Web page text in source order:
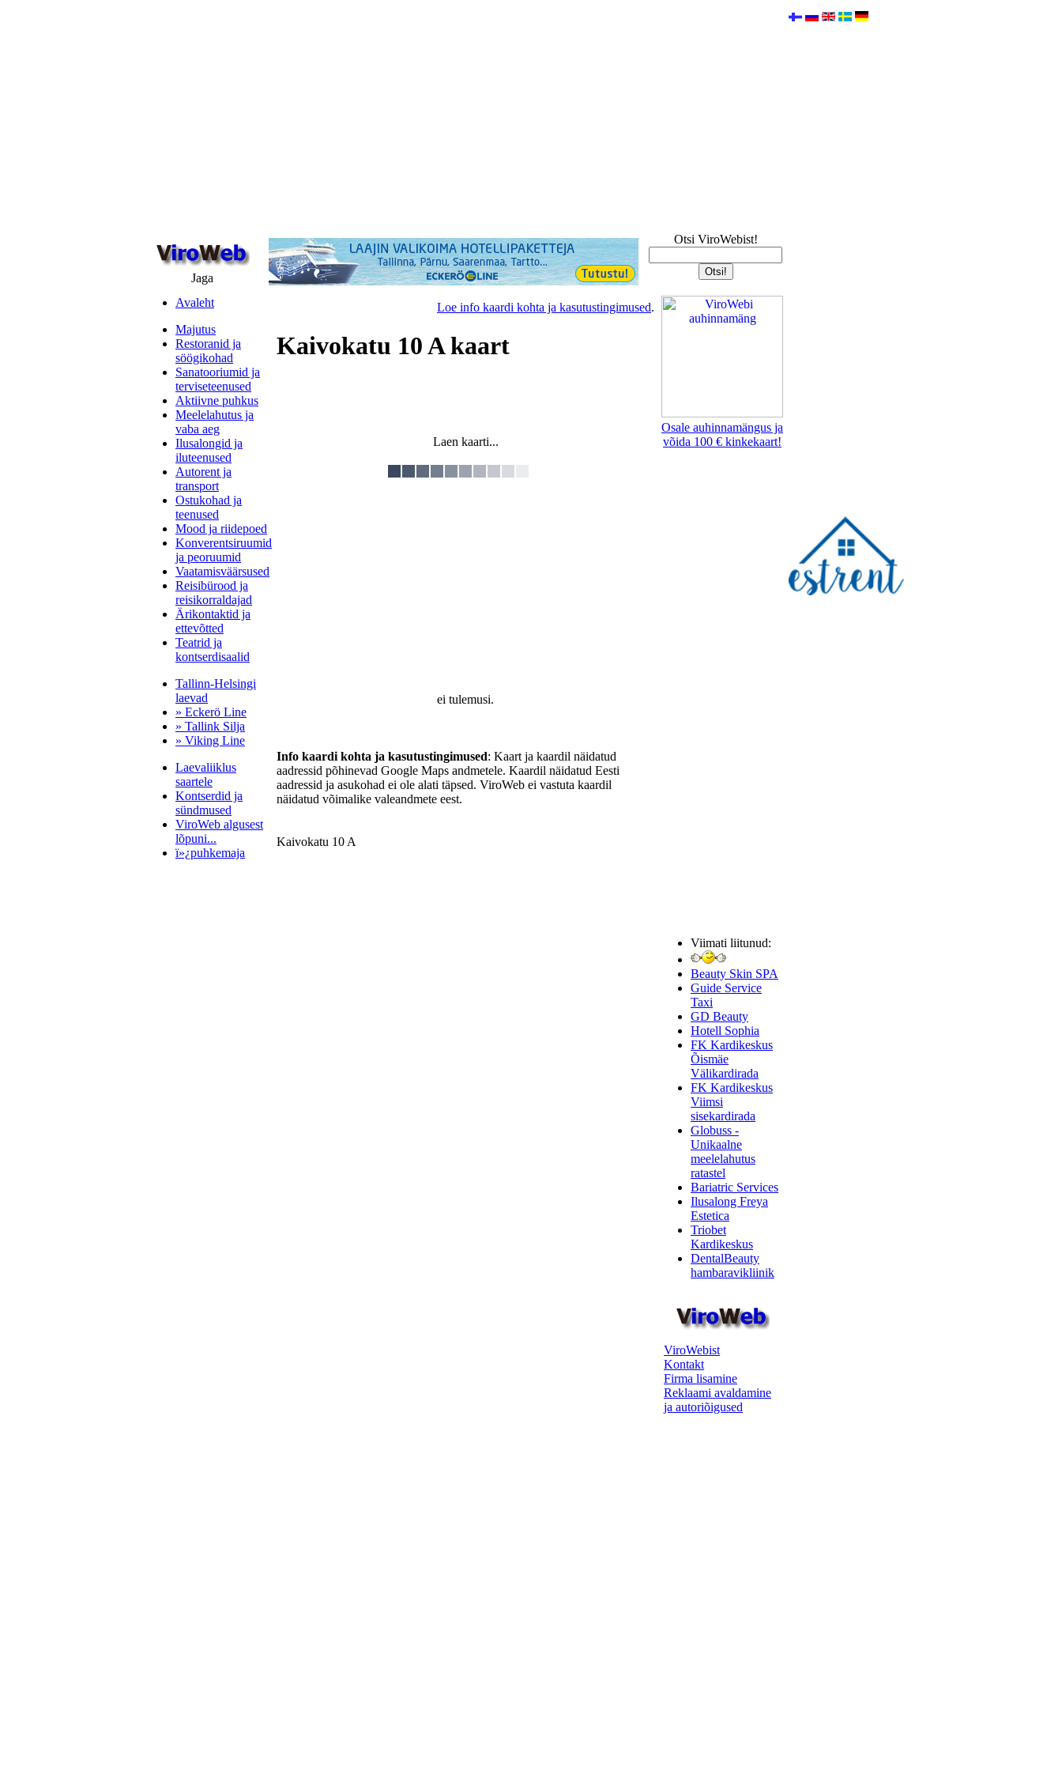
Jaga
Otsi ViroWebist!
Avaleht
Majutus
Restoranid ja
söögikohad
Sanatooriumid ja
terviseteenused
Aktiivne puhkus
Meelelahutus ja
vaba aeg
Ilusalongid ja
iluteenused
Autorent ja
transport
Ostukohad ja
teenused
Mood ja riidepoed
Konverentsiruumid
ja peoruumid
Vaatamisväärsused
Reisibürood ja
reisikorraldajad
Ärikontaktid ja
ettevõtted
Teatrid ja
kontserdisaalid
Tallinn-Helsingi
laevad
» Eckerö Line
» Tallink Silja
» Viking Line
Laevaliiklus
saartele
Kontserdid ja
sündmused
ViroWeb algusest
lõpuni...
ï»¿puhkemaja
Loe info kaardi kohta ja kasutustingimused.
Kaivokatu 10 A kaart
Laen kaarti...
ei tulemusi.
Info kaardi kohta ja kasutustingimused: Kaart ja kaardil näidatud
aadressid põhinevad Google Maps andmetele. Kaardil näidatud Eesti
aadressid ja asukohad ei ole alati täpsed. ViroWeb ei vastuta kaardil
näidatud võimalike valeandmete eest.
Kaivokatu 10 A
Osale auhinnamängus ja
võida 100 € kinkekaart!
Viimati liitunud:
Beauty Skin SPA
Guide Service
Taxi
GD Beauty
Hotell Sophia
FK Kardikeskus
Õismäe
Välikardirada
FK Kardikeskus
Viimsi
sisekardirada
Globuss -
Unikaalne
meelelahutus
ratastel
Bariatric Services
Ilusalong Freya
Estetica
Triobet
Kardikeskus
DentalBeauty
hambaravikliinik
ViroWebist
Kontakt
Firma lisamine
Reklaami avaldamine
ja autoriõigused